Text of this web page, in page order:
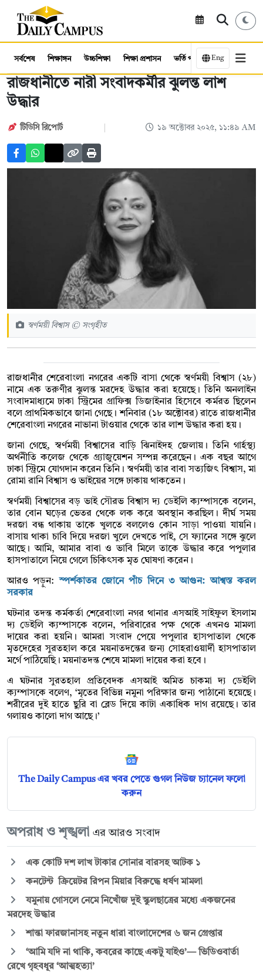
সর্বশেষ শিক্ষাঙ্গন উচ্চশিক্ষা শিক্ষা প্রশাসন ভর্তি পরীক্ষা কর্মসংস্থান
Eng
রাজধানীতে নারী সংবাদকর্মীর ঝুলন্ত লাশ
উদ্ধার
টিডিসি রিপোর্ট ১৯ অক্টোবর ২০২৫, ১১:৪৯ AM
স্বর্ণময়ী বিশ্বাস © সংগৃহীত
রাজধানীর শেরেবাংলা নগরের একটি বাসা থেকে স্বর্ণময়ী বিশ্বাস (২৮)
নামে এক তরুণীর ঝুলন্ত মরদেহ উদ্ধার করা হয়েছে। তিনি অনলাইন
সংবাদমাধ্যমে ঢাকা স্ট্রিমের গ্রাফিক্স ডিজাইনার হিসেবে কর্মরত ছিলেন
বলে প্রাথমিকভাবে জানা গেছে। শনিবার (১৮ অক্টোবর) রাতে রাজধানীর
শেরেবাংলা নগরের নাভানা টাওয়ার থেকে তার লাশ উদ্ধার করা হয়।
জানা গেছে, স্বর্ণময়ী বিশ্বাসের বাড়ি ঝিনাইদহ জেলায়। তিনি গার্হস্থ্য
অর্থনীতি কলেজ থেকে গ্র্যাজুয়েশন সম্পন্ন করেছেন। এক বছর আগে
ঢাকা স্ট্রিমে যোগদান করেন তিনি। স্বর্ণময়ী তার বাবা সত্যজিৎ বিশ্বাস, মা
রোমা রানি বিশ্বাস ও ভাইয়ের সঙ্গে ঢাকায় থাকতেন।
স্বর্ণময়ী বিশ্বাসের বড় ভাই সৌরভ বিশ্বাস দ্য ডেইলি ক্যম্পাসকে বলেন,
তার বোন ঘড়ের ভেতর থেকে লক করে অবস্থান করছিল। দীর্ঘ সময়
দরজা বন্ধ থাকায় তাকে খুলতে বললেও কোন সাড়া পাওয়া যায়নি।
বাসায় থাকা চাবি দিয়ে দরজা খুলে দেখতে পাই, সে ফ্যানের সঙ্গে ঝুলে
আছে। আমি, আমার বাবা ও ভাবি মিলে তাকে উদ্ধার করে পপুলার
হাসপাতালে নিয়ে গেলে চিকিৎসক মৃত ঘোষণা করেন।
আরও পড়ুন:স্পর্শকাতর জোনে পাঁচ দিনে ৩ আগুন: আশ্বস্ত করল
সরকার
ঘটনার তদন্ত কর্মকর্তা শেরেবাংলা নগর থানার এসআই সাইফুল ইসলাম
দ্য ডেইলি ক্যম্পাসকে বলেন, পরিবারের পক্ষ থেকে এখনও মামলা
দায়ের করা হয়নি। আমরা সংবাদ পেয়ে পপুলার হাসপাতাল থেকে
মৃতদেহের সুরতহাল করে ময়নাতদন্তের জন্য সোহরাওয়ার্দী হাসপাতাল
মর্গে পাঠিয়েছি। ময়নাতদন্ত শেষে মামলা দায়ের করা হবে।
এ ঘটনার সুরতহাল প্রতিবেদক এসআই অমিত চাকমা দ্য ডেইলি
ক্যম্পাসকে বলেণ, ‘মৃতের বিভিন্ন নমুনা পরিক্ষার জন্য পাঠানো হয়েছে।
শরীরের দুই হাতে ছুরি বা ব্লেড দিয়ে কাটা একাধিক দাগ রয়েছে। তার
গলায়ও কালো দাগ আছে।’
The Daily Campus এর খবর পেতে গুগল নিউজ চ্যানেল ফলো
করুন
অপরাধ ও শৃঙ্খলা এর আরও সংবাদ
এক কোটি দশ লাখ টাকার সোনার বারসহ আটক ১
কনটেন্ট ক্রিয়েটর রিপন মিয়ার বিরুদ্ধে ধর্ষণ মামলা
যমুনায় গোসলে নেমে নিখোঁজ দুই স্কুলছাত্রের মধ্যে একজনের
মরদেহ উদ্ধার
শান্তা ফারজানাসহ নতুন ধারা বাংলাদেশের ৬ জন গ্রেপ্তার
‘আমি যদি না থাকি, কবরের কাছে একটু যাইও’— ভিডিওবার্তা
রেখে গৃহবধূর ‘আত্মহত্যা’